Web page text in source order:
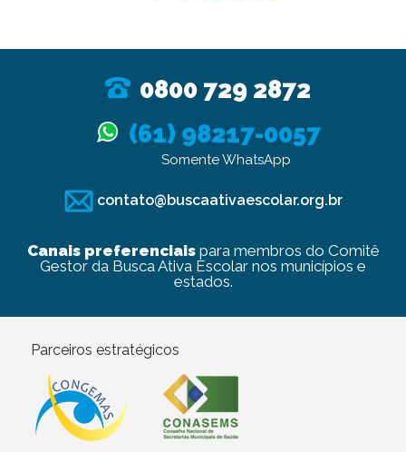
0800 729 2872
(61) 98217-0057
Somente WhatsApp
contato@buscaativaescolar.org.br
Canais preferenciaispara membros do Comitê
Gestor da Busca Ativa Escolar nos municípios e
estados.
Parceiros estratégicos